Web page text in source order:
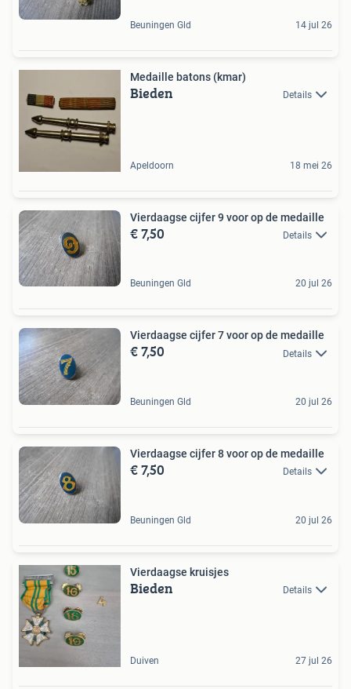
Beuningen Gld 14 jul 26
Medaille batons (kmar)
Bieden Details
Apeldoorn 18 mei 26
Vierdaagse cijfer 9 voor op de medaille
€ 7,50 Details
Beuningen Gld 20 jul 26
Vierdaagse cijfer 7 voor op de medaille
€ 7,50 Details
Beuningen Gld 20 jul 26
Vierdaagse cijfer 8 voor op de medaille
€ 7,50 Details
Beuningen Gld 20 jul 26
Vierdaagse kruisjes
Bieden Details
Duiven 27 jul 26